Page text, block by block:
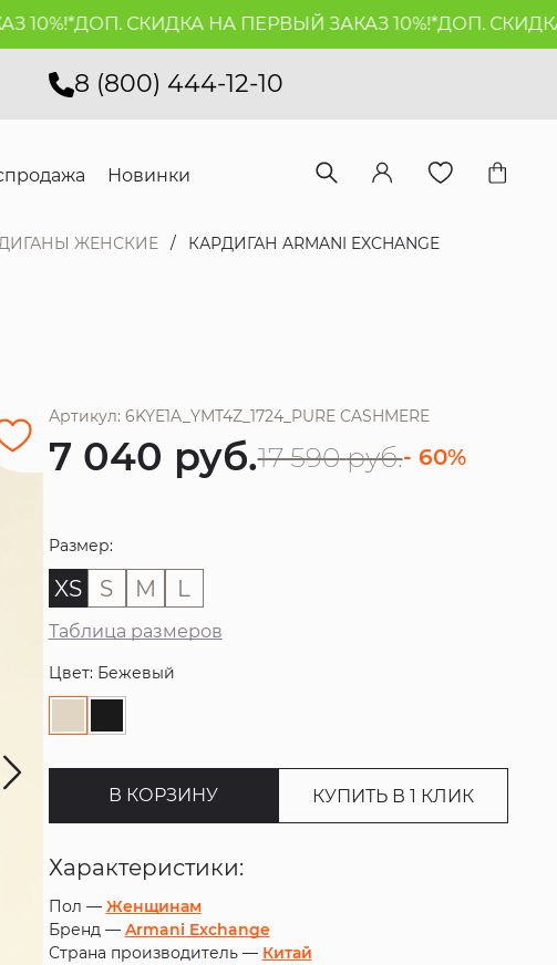
ДОП. СКИДКА НА ПЕРВЫЙ ЗАКАЗ 10%!*ДОП. СКИДКА
8 (800) 444-12-10
Новинки
ЖЕНСКИЕ КАРДИГАН ARMANI EXCHANGE
Артикул: 6KYE1A_YMT4Z_1724_PURE CASHMERE
7 040 руб.17 590 руб.- 60%
Размер:
XS S M L
Таблица размеров
Цвет: Бежевый
В КОРЗИНУ КУПИТЬ В 1 КЛИК
Характеристики:
Пол — Женщинам
Бренд — Armani Exchange
Страна производитель — Китай